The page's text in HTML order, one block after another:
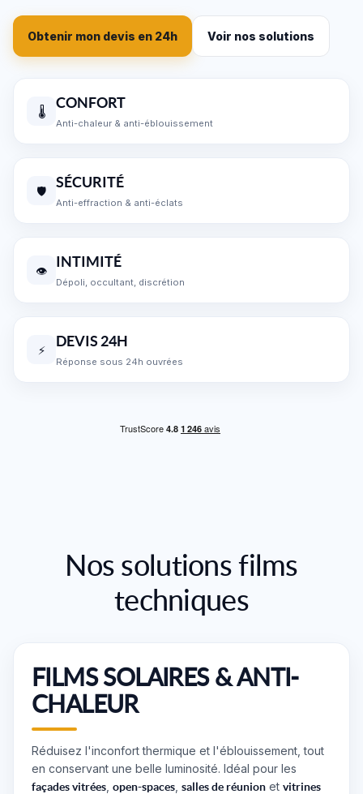
Obtenir mon devis en 24h Voir nos solutions
🌡️ CONFORT
Anti-chaleur & anti-éblouissement
🛡️ SÉCURITÉ
Anti-effraction & anti-éclats
👁️ INTIMITÉ
Dépoli, occultant, discrétion
⚡ DEVIS 24H
Réponse sous 24h ouvrées
Nos solutions films
techniques
FILMS SOLAIRES & ANTI-
CHALEUR
Réduisez l'inconfort thermique et l'éblouissement, tout
en conservant une belle luminosité. Idéal pour les
façades vitrées open-spaces salles de réunion et vitrines